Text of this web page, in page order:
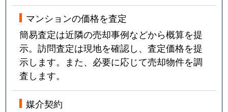
マンションの価格を査定
簡易査定は近隣の売却事例などから概算を提
示。訪問査定は現地を確認し、査定価格を提
示します。また、必要に応じて売却物件を調
査します。
媒介契約